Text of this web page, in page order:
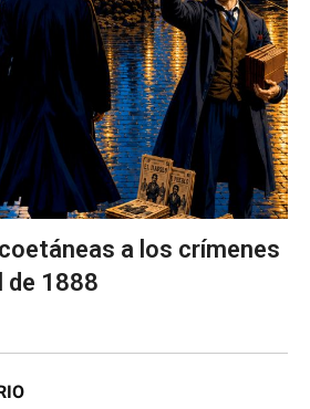
a los crímenes
de 1888